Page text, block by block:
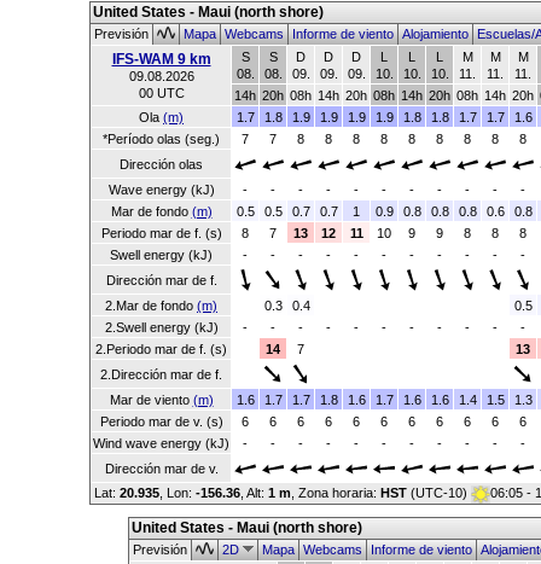
United States - Maui (north shore)
Previsión MapaWebcamsInforme de vientoAlojamientoEscuelas/
IFS-WAM 9 km
09.08.2026
00 UTC
S
08.
S
08.
D
09.
D
09.
D
09.
L
10.
L
10.
L
10.
M
11.
M
11.
M
11.
14h 20h 08h 14h 20h 08h 14h 20h 08h 14h 20h
Ola (m) 1.7 1.8 1.9 1.9 1.9 1.9 1.8 1.8 1.7 1.7
1.6
*Período olas (seg.)
7 7 8 8 8 8 8 8 8 8
8
Dirección olas
Wave energy (kJ)
- - - - - - - - - -
-
Mar de fondo (m) 0.5 0.5 0.7 0.7 1 0.9 0.8 0.8 0.8 0.6
0.8
Periodo mar de f. (s)
8 7 13 12 11 10 9 9 8 8
8
Swell energy (kJ)
- - - - - - - - - -
-
Dirección mar de f.
2.Mar de fondo (m) 0.3 0.4
0.5
2.Swell energy (kJ)
- - - - - - - - - -
-
2.Periodo mar de f. (s)
14 7
13
2.Dirección mar de f.
Mar de viento (m) 1.6 1.7 1.7 1.8 1.6 1.7 1.6 1.6 1.4 1.5
1.3
Periodo mar de v. (s)
6 6 6 6 6 6 6 6 6 6
6
Wind wave energy (kJ)
- - - - - - - - - -
-
Dirección mar de v.
Lat: 20.935 , Lon: -156.36 Alt: 1 m , Zona horaria: HST (UTC-10) 06:05 -
United States - Maui (north shore)
Previsión 2D MapaWebcamsInforme de viento